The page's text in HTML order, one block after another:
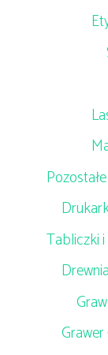
Tabliczki
Grawer